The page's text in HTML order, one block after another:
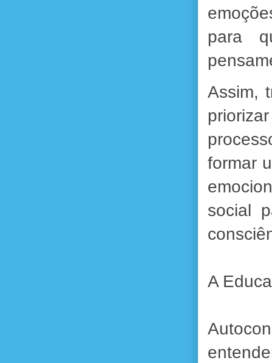
para
Assim,
formar
social
A